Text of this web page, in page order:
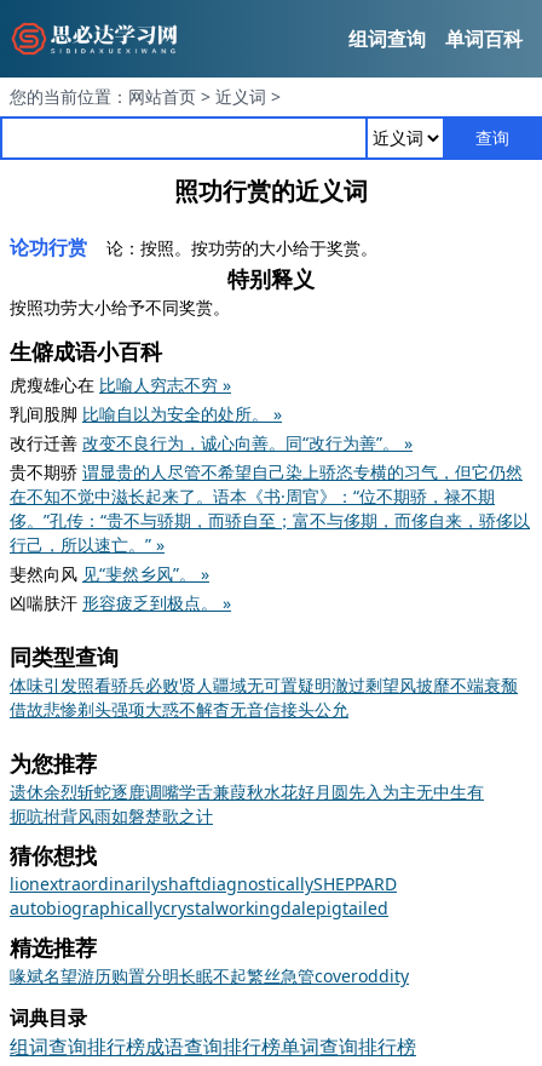
组词查询 单词百科
您的当前位置： 网站首页 > 近义词 >
查询
照功行赏的近义词
论功行赏 论：按照。按功劳的大小给于奖赏。
特别释义
按照功劳大小给予不同奖赏。
生僻成语小百科
虎瘦雄心在 比喻人穷志不穷 »
乳间股脚 比喻自以为安全的处所。 »
改行迁善 改变不良行为，诚心向善。同“改行为善”。 »
贵不期骄 谓显贵的人尽管不希望自己染上骄恣专横的习气，但它仍然
在不知不觉中滋长起来了。语本《书·周官》：“位不期骄，禄不期
侈。”孔传：“贵不与骄期，而骄自至；富不与侈期，而侈自来，骄侈以
行己，所以速亡。” »
斐然向风 见“斐然乡风”。 »
凶喘肤汗 形容疲乏到极点。 »
同类型查询
体味引发照看骄兵必败贤人疆域无可置疑明澈过剩望风披靡不端衰颓
借故悲惨剃头强项大惑不解杳无音信接头公允
为您推荐
遗休余烈斩蛇逐鹿调嘴学舌兼葭秋水花好月圆先入为主无中生有
扼吭拊背风雨如磐楚歌之计
猜你想找
lionextraordinarilyshaftdiagnosticallySHEPPARD
autobiographicallycrystalworkingdalepigtailed
精选推荐
喙斌名望游历购置分明长眠不起繁丝急管coveroddity
词典目录
组词查询排行榜成语查询排行榜单词查询排行榜